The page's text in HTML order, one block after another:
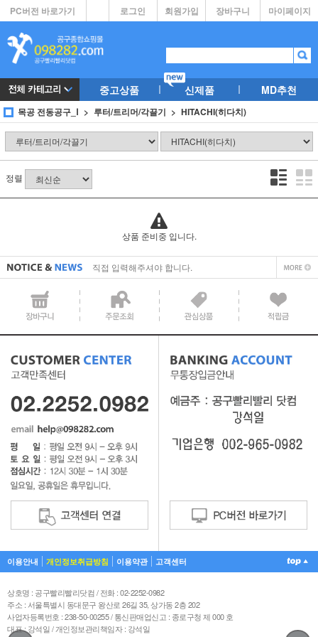
PC버전 바로가기 마이페이지
장바구니
회원가입
로그인
중고상품 신제품 MD추천
목공 전동공구_Ⅰ 루터/트리머/각끌기 HITACHI(히다치)
정렬
상품 준비중 입니다.
직접 입력해주셔야 합니다.
직접 입력해주셔야 합니다.
공지사항 텍스트1
이용안내 개인정보취급방침 이용약관 고객센터
상호명 : 공구빨리빨리닷컴 / 전화 : 02-2252-0982
주소 : 서울특별시 동대문구 왕산로 26길 35, 상가동 2층 202
사업자등록번호 : 238-50-00255 / 통신판매업신고 : 종로구청 제 000 호
대표 : 강석일 / 개인정보관리책임자 : 강석일